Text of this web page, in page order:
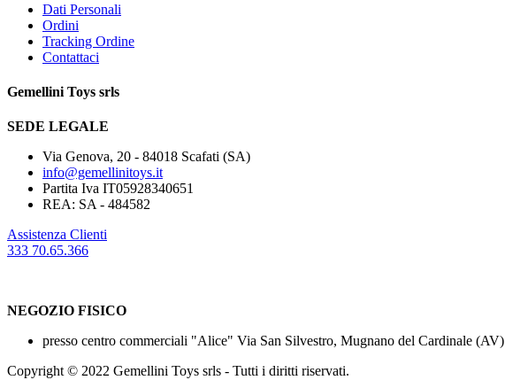
Dati Personali
Ordini
Tracking Ordine
Contattaci
Gemellini Toys srls
SEDE LEGALE
Via Genova, 20 - 84018 Scafati (SA)
info@gemellinitoys.it
Partita Iva IT05928340651
REA: SA - 484582
Assistenza Clienti
333 70.65.366
NEGOZIO FISICO
presso centro commerciali "Alice" Via San Silvestro, Mugnano del Cardinale (AV)
Copyright © 2022 Gemellini Toys srls - Tutti i diritti riservati.